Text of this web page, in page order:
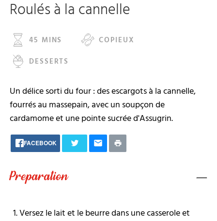
Roulés à la cannelle
45 MINS
COPIEUX
DESSERTS
Un délice sorti du four : des escargots à la cannelle,
fourrés au massepain, avec un soupçon de
cardamome et une pointe sucrée d'Assugrin.
FACEBOOK
Preparation
Versez le lait et le beurre dans une casserole et